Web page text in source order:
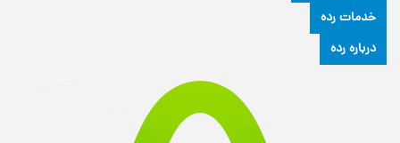
خدمات رده
درباره رده